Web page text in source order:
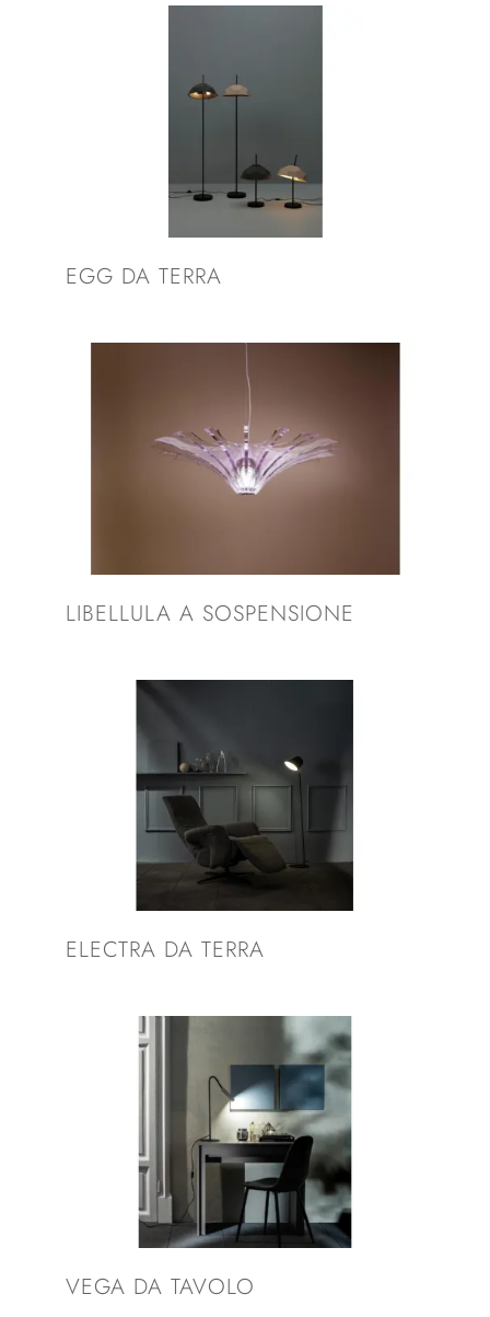
EGG DA TERRA
LIBELLULA A SOSPENSIONE
ELECTRA DA TERRA
VEGA DA TAVOLO